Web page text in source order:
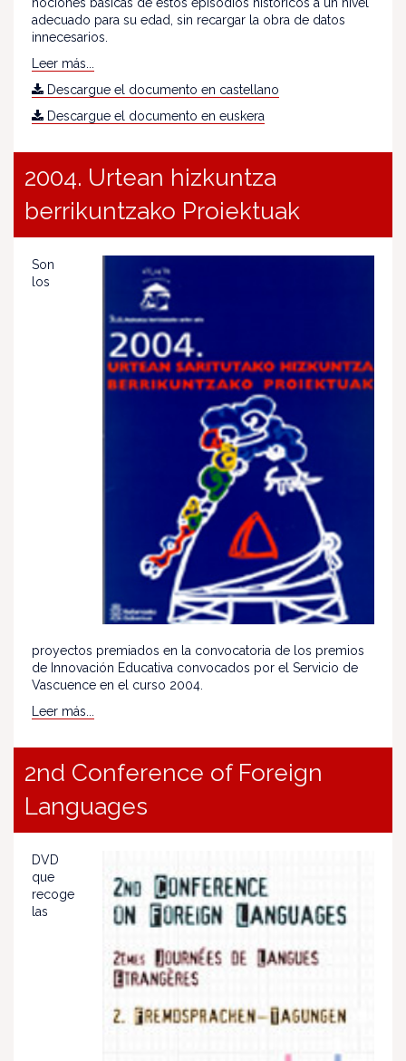
adecuado para su edad, sin recargar la obra de datos
innecesarios.
Leer más...
Descargue el documento en castellano
Descargue el documento en euskera
2004. Urtean hizkuntza
berrikuntzako Proiektuak
Son
los
proyectos premiados en la convocatoria de los premios
de Innovación Educativa convocados por el Servicio de
Vascuence en el curso 2004.
Leer más...
2nd Conference of Foreign
Languages
DVD
que
recoge
las